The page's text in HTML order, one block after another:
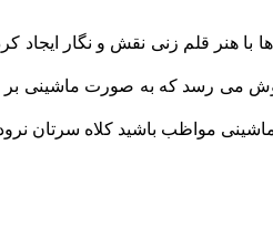
قلم زنی نقش و نگار ایجاد
می رسد که به صورت ماشینی
مواظب باشید کلاه سرتان